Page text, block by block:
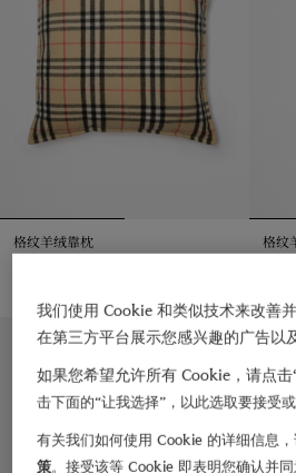
格纹羊绒靠枕
¥5,650.00
格纹羊绒靠枕, ¥5,650.00
格纹
格
库存
我们使用 Cookie 和类似技术来改善
在第三方平台展示您感兴趣的广告以
如果您希望允许所有 Cookie，请点
击下面的“让我选择”，以此选取要接受
有关我们如何使用 Cookie 的详细信息
策。接受该等 Cookie 即表明您确认并